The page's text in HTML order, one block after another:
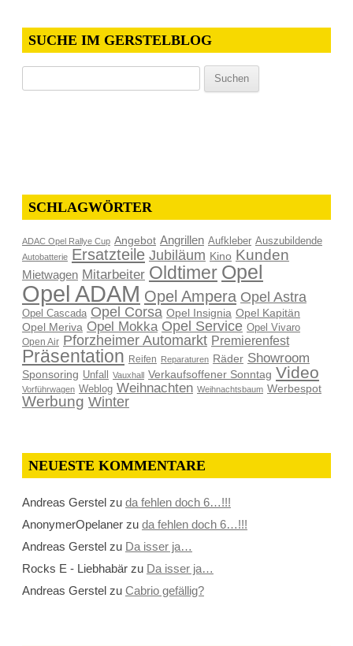
SUCHE IM GERSTELBLOG
SCHLAGWÖRTER
ADAC Opel Rallye Cup Angebot Angrillen Aufkleber Auszubildende
Autobatterie Ersatzteile Jubiläum Kino Kunden
Mietwagen Mitarbeiter Oldtimer Opel
Opel ADAM Opel Ampera Opel Astra
Opel Cascada Opel Corsa Opel Insignia Opel Kapitän
Opel Meriva Opel Mokka Opel Service Opel Vivaro
Open Air Pforzheimer Automarkt Premierenfest
Präsentation Reifen Reparaturen Räder Showroom
Sponsoring Unfall Vauxhall Verkaufsoffener Sonntag Video
Vorführwagen Weblog Weihnachten Weihnachtsbaum Werbespot
Werbung Winter
NEUESTE KOMMENTARE
Andreas Gerstelzu da fehlen doch 6…!!!
AnonymerOpelanerzu da fehlen doch 6…!!!
Andreas Gerstelzu Da isser ja…
Rocks E - Liebhabärzu Da isser ja…
Andreas Gerstelzu Cabrio gefällig?